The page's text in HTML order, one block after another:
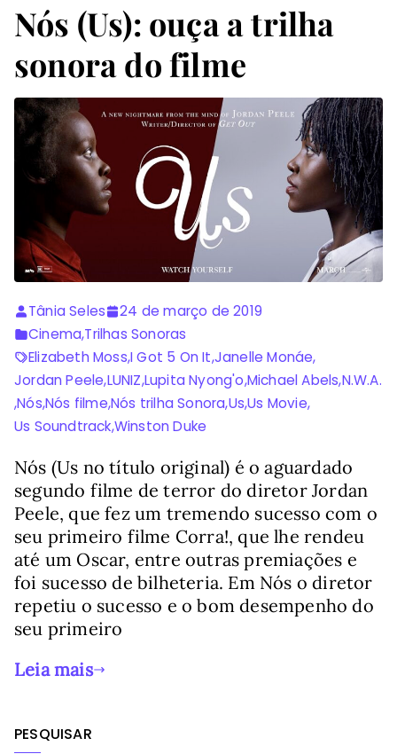
Nós (Us): ouça a trilha
sonora do filme
Tânia Seles
24 de março de 2019
Cinema,Trilhas Sonoras
Elizabeth Moss,I Got 5 On It,Janelle Monáe,
Jordan Peele,LUNIZ,Lupita Nyong'o,Michael Abels,N.W.A.
,Nós,Nós filme,Nós trilha Sonora,Us,Us Movie,
Us Soundtrack,Winston Duke
Nós (Us no título original) é o aguardado
segundo filme de terror do diretor Jordan
Peele, que fez um tremendo sucesso com o
seu primeiro filme Corra!, que lhe rendeu
até um Oscar, entre outras premiações e
foi sucesso de bilheteria. Em Nós o diretor
repetiu o sucesso e o bom desempenho do
seu primeiro
Leia mais
PESQUISAR